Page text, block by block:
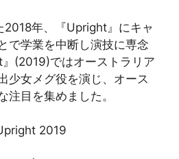
2018年、『Upright』にキャ
で学業を中断し演技に専念
(2019)ではオーストラリア
少女メグ役を演じ、オース
注目を集めました。
2019